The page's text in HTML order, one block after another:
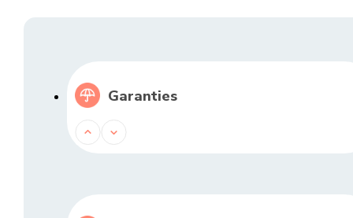
Garanties